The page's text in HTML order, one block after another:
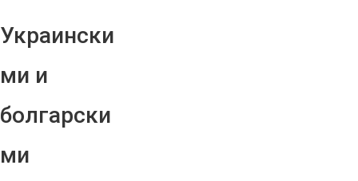
Украински
ми и
болгарски
ми